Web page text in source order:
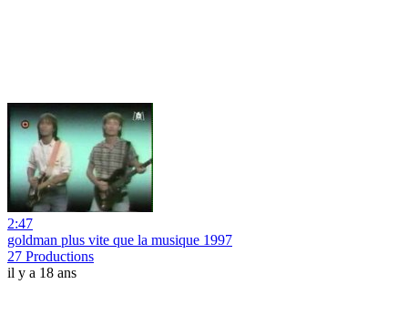
2:47
goldman plus vite que la musique 1997
27 Productions
il y a 18 ans